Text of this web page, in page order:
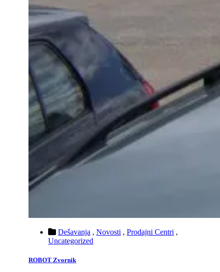
Dešavanja , Novosti , Prodajni Centri ,
Uncategorized
ROBOT Zvornik